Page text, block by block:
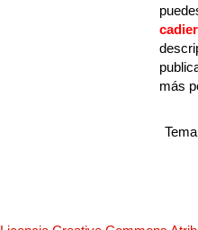
más